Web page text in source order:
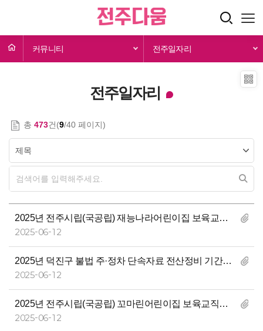
커뮤니티 전주일자리
전주일자리
총 473건(9/40 페이지)
2025년 전주시립(국공립) 재능나라어린이집 보육교직원 모집
2025-06-12
2025년 덕진구 불법 주·정차 단속자료 전산정비 기간제근로자 채용 공고
2025-06-12
2025년 전주시립(국공립) 꼬마린어린이집 보육교직원 모집
2025-06-12